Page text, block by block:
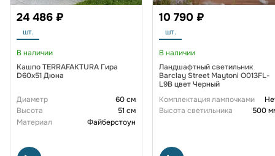
24 486 ₽
шт.
В наличии
Кашпо TERRAFAKTURA Гира
D60х51 Дюна
Диаметр
60 см
Высота
51 см
Материал
Файберстоун
10 790 ₽
шт.
В наличии
Ландшафтный светильник
Barclay Street Maytoni O013FL-
L9B цвет Черный
Комплектация лампочками
Высота светильника
500